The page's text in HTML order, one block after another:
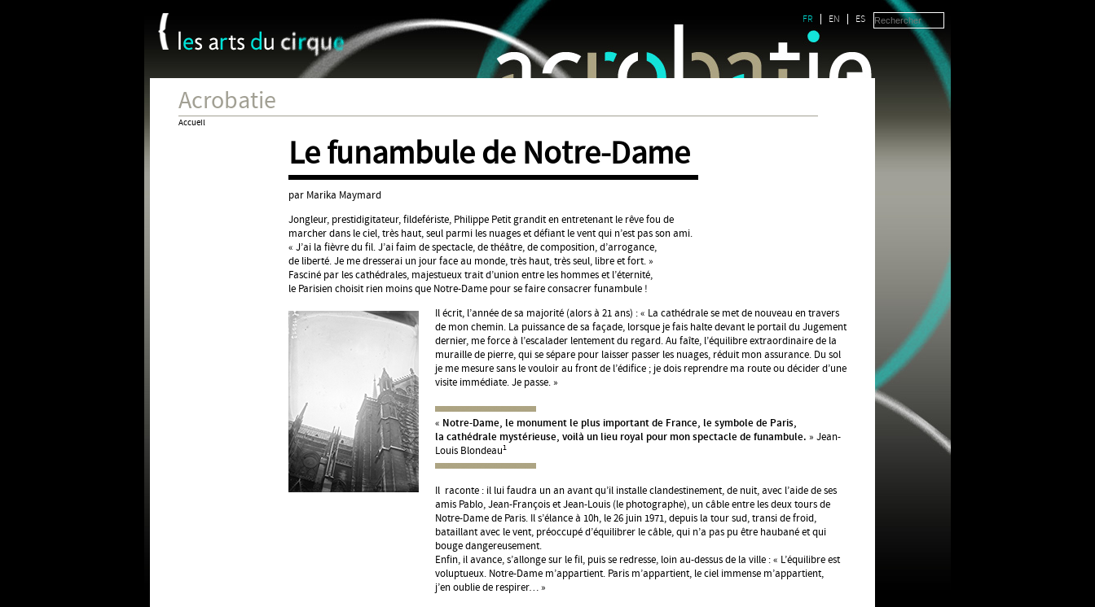
Jump to navigation
FR EN ES
Acrobatie
Accueil
Le funambule de Notre-Dame
par Marika Maymard
Jongleur, prestidigitateur, fildefériste, Philippe Petit grandit en entretenant le rêve fou de
marcher dans le ciel, très haut, seul parmi les nuages et défiant le vent qui n’est pas son ami.
« J’ai la fièvre du fil. J’ai faim de spectacle, de théâtre, de composition, d’arrogance,
de liberté. Je me dresserai un jour face au monde, très haut, très seul, libre et fort. »
Fasciné par les cathédrales, majestueux trait d’union entre les hommes et l’éternité,
le Parisien choisit rien moins que Notre-Dame pour se faire consacrer funambule !
Il écrit, l’année de sa majorité (alors à 21 ans) : « La cathédrale se met de nouveau en travers
de mon chemin. La puissance de sa façade, lorsque je fais halte devant le portail du Jugement
dernier, me force à l’escalader lentement du regard. Au faîte, l’équilibre extraordinaire de la
muraille de pierre, qui se sépare pour laisser passer les nuages, réduit mon assurance. Du sol
je me mesure sans le vouloir au front de l’édifice ; je dois reprendre ma route ou décider d’une
visite immédiate. Je passe. »
« Notre-Dame, le monument le plus important de France, le symbole de Paris,
la cathédrale mystérieuse, voilà un lieu royal pour mon spectacle de funambule. » Jean-
Louis Blondeau1
Il raconte : il lui faudra un an avant qu’il installe clandestinement, de nuit, avec l’aide de ses
amis Pablo, Jean-François et Jean-Louis (le photographe), un câble entre les deux tours de
Notre-Dame de Paris. Il s’élance à 10h, le 26 juin 1971, depuis la tour sud, transi de froid,
bataillant avec le vent, préoccupé d’équilibrer le câble, qui n’a pas pu être haubané et qui
bouge dangereusement.
Enfin, il avance, s’allonge sur le fil, puis se redresse, loin au-dessus de la ville : « L’équilibre est
voluptueux. Notre-Dame m’appartient. Paris m’appartient, le ciel immense m’appartient,
j’en oublie de respirer… »
Panneau de gestion des cookies